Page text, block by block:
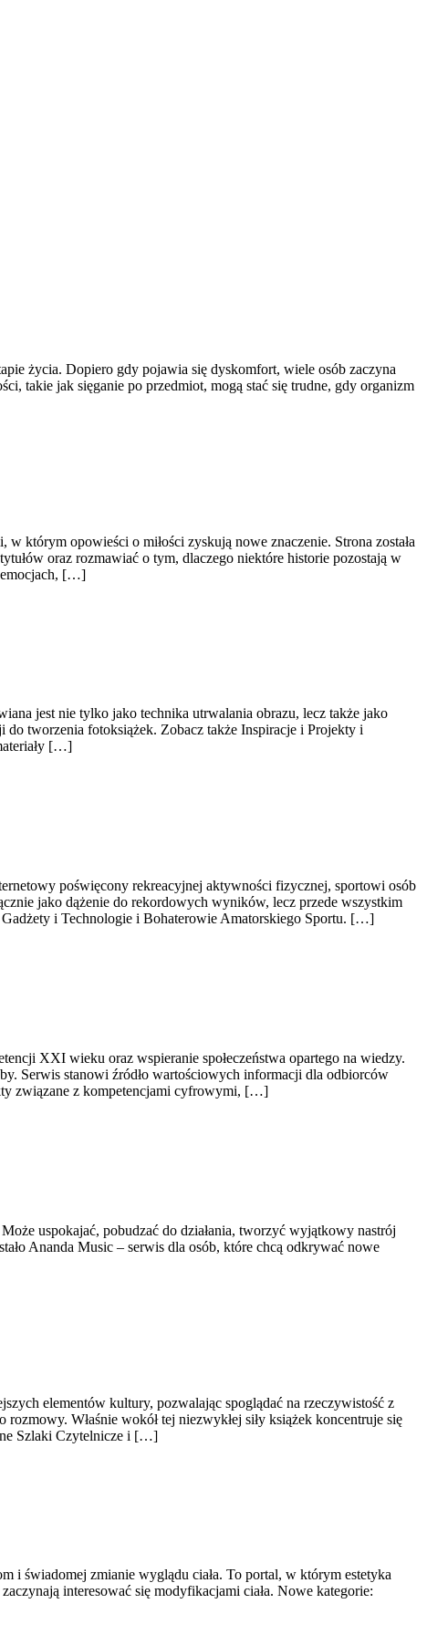
życia. Dopiero gdy pojawia się dyskomfort, wiele osób zaczyna
takie jak sięganie po przedmiot, mogą stać się trudne, gdy organizm
którym opowieści o miłości zyskują nowe znaczenie. Strona została
oraz rozmawiać o tym, dlaczego niektóre historie pozostają w
emocjach, […]
jest nie tylko jako technika utrwalania obrazu, lecz także jako
do tworzenia fotoksiążek. Zobacz także Inspiracje i Projekty i
[…]
poświęcony rekreacyjnej aktywności fizycznej, sportowi osób
jako dążenie do rekordowych wyników, lecz przede wszystkim
Gadżety i Technologie i Bohaterowie Amatorskiego Sportu. […]
XXI wieku oraz wspieranie społeczeństwa opartego na wiedzy.
Serwis stanowi źródło wartościowych informacji dla odbiorców
związane z kompetencjami cyfrowymi, […]
uspokajać, pobudzać do działania, tworzyć wyjątkowy nastrój
Ananda Music – serwis dla osób, które chcą odkrywać nowe
elementów kultury, pozwalając spoglądać na rzeczywistość z
Właśnie wokół tej niezwykłej siły książek koncentruje się
Szlaki Czytelnicze i […]
i świadomej zmianie wyglądu ciała. To portal, w którym estetyka
interesować się modyfikacjami ciała. Nowe kategorie: